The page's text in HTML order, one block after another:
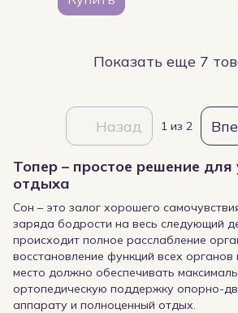
Показать еще 7
Назад 1 из 2
Топер – простое решение для
отдыха
Сон – это залог хорошего
заряда бодрости на весь следующий
происходит полное расслабление
восстановление функций всех органов
место должно обеспечивать
ортопедическую поддержку опорно-
аппарату и полноценный отдых.